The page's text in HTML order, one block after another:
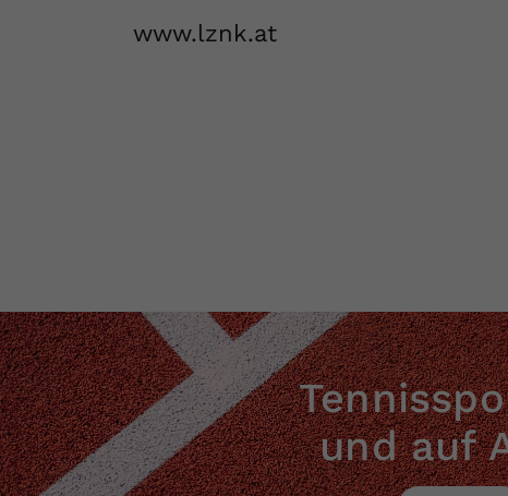
www.lznk.at
und auf